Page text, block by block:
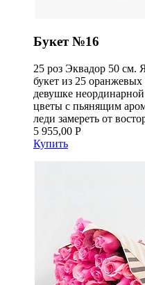
Букет №16
25 роз Эквадор 50
букет из 25
девушке
цветы с пьянящим
леди замереть от
5 955,00 Р
Купить